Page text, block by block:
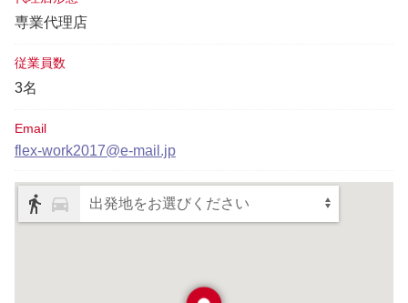
専業代理店
従業員数
3名
Email
flex-work2017@e-mail.jp
出発地をお選びください